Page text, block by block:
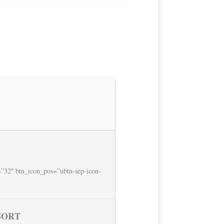
btn_icon_pos=”ubtn-sep-icon-